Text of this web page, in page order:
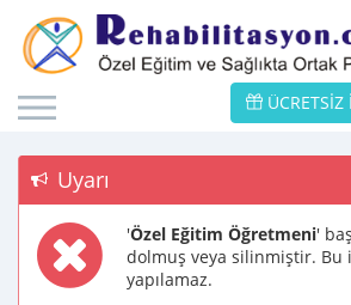
ÜCRETSİZ
Uyarı
'Özel Eğitim Öğretmeni'
dolmuş veya silinmiştir. Bu
yapılamaz.